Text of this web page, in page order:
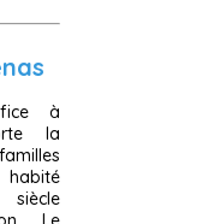
à
la
habité